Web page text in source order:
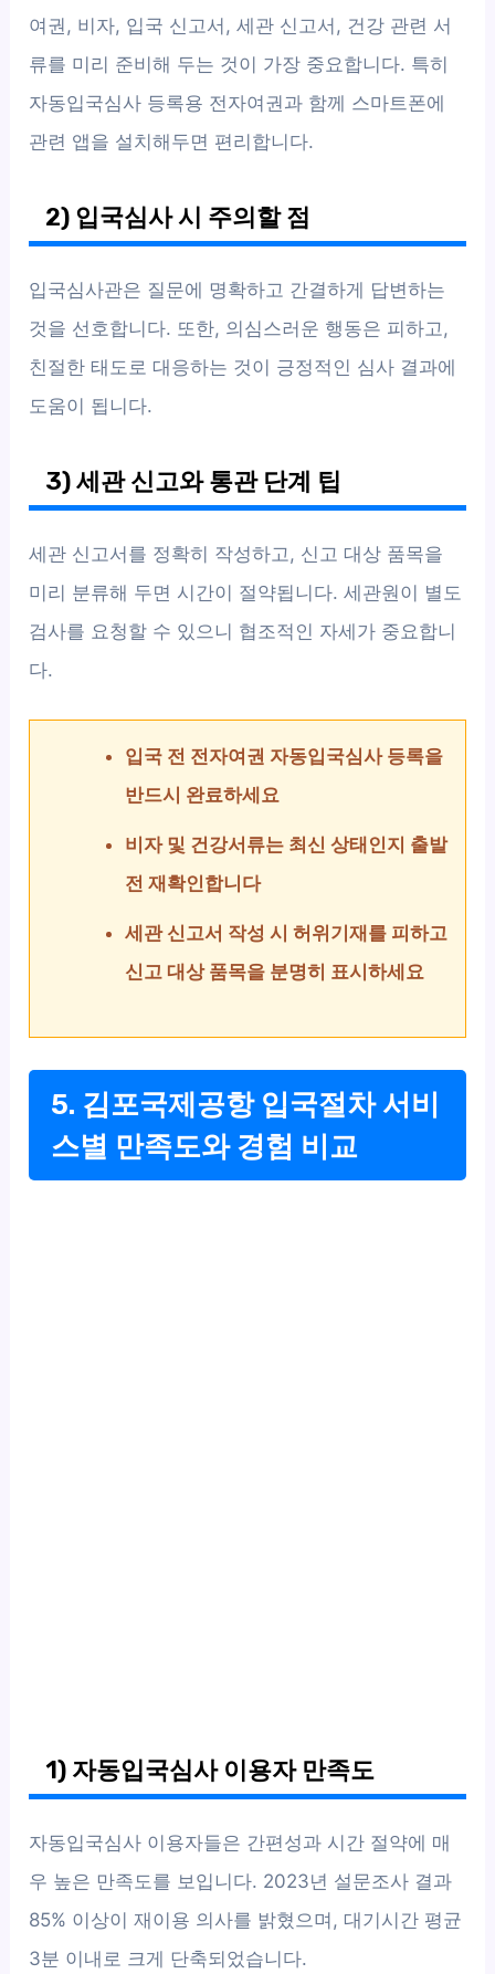
여권, 비자, 입국 신고서, 세관 신고서, 건강 관련 서
류를 미리 준비해 두는 것이 가장 중요합니다. 특히
자동입국심사 등록용 전자여권과 함께 스마트폰에
관련 앱을 설치해두면 편리합니다.
2) 입국심사 시 주의할 점
입국심사관은 질문에 명확하고 간결하게 답변하는
것을 선호합니다. 또한, 의심스러운 행동은 피하고,
친절한 태도로 대응하는 것이 긍정적인 심사 결과에
도움이 됩니다.
3) 세관 신고와 통관 단계 팁
세관 신고서를 정확히 작성하고, 신고 대상 품목을
미리 분류해 두면 시간이 절약됩니다. 세관원이 별도
검사를 요청할 수 있으니 협조적인 자세가 중요합니
다.
입국 전 전자여권 자동입국심사 등록을
반드시 완료하세요
비자 및 건강서류는 최신 상태인지 출발
전 재확인합니다
세관 신고서 작성 시 허위기재를 피하고
신고 대상 품목을 분명히 표시하세요
5. 김포국제공항 입국절차 서비
스별 만족도와 경험 비교
1) 자동입국심사 이용자 만족도
자동입국심사 이용자들은 간편성과 시간 절약에 매
우 높은 만족도를 보입니다. 2023년 설문조사 결과
85% 이상이 재이용 의사를 밝혔으며, 대기시간 평균
3분 이내로 크게 단축되었습니다.